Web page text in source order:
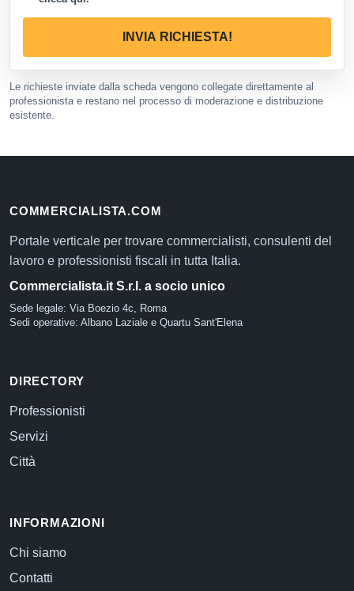
INVIA RICHIESTA!
Le richieste inviate dalla scheda vengono collegate direttamente al
professionista e restano nel processo di moderazione e distribuzione
esistente.
COMMERCIALISTA.COM
Portale verticale per trovare commercialisti, consulenti del
lavoro e professionisti fiscali in tutta Italia.
Commercialista.it S.r.l. a socio unico
Sede legale: Via Boezio 4c, Roma
Sedi operative: Albano Laziale e Quartu Sant'Elena
DIRECTORY
Professionisti
Servizi
Città
INFORMAZIONI
Chi siamo
Contatti